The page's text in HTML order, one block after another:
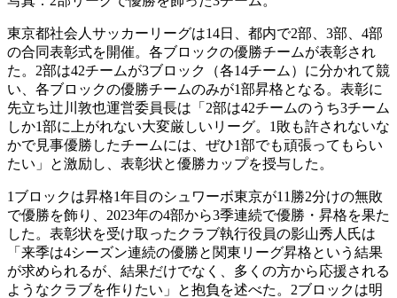
東京都社会人サッカーリーグは14日、都内で2部、3部、4部
の合同表彰式を開催。各ブロックの優勝チームが表彰され
た。2部は42チームが3ブロック（各14チーム）に分かれて競
い、各ブロックの優勝チームのみが1部昇格となる。表彰に
先立ち辻川敦也運営委員長は「2部は42チームのうち3チーム
しか1部に上がれない大変厳しいリーグ。1敗も許されないな
かで見事優勝したチームには、ぜひ1部でも頑張ってもらい
たい」と激励し、表彰状と優勝カップを授与した。
1ブロックは昇格1年目のシュワーボ東京が11勝2分けの無敗
で優勝を飾り、2023年の4部から3季連続で優勝・昇格を果た
した。表彰状を受け取ったクラブ執行役員の影山秀人氏は
「来季は4シーズン連続の優勝と関東リーグ昇格という結果
が求められるが、結果だけでなく、多くの方から応援される
ようなクラブを作りたい」と抱負を述べた。2ブロックは明